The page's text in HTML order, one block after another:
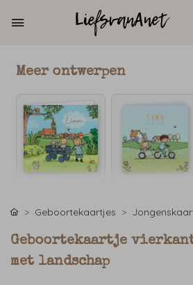
Meer ontwerpen
Geboortekaartjes
Geboortekaartje
met landschap